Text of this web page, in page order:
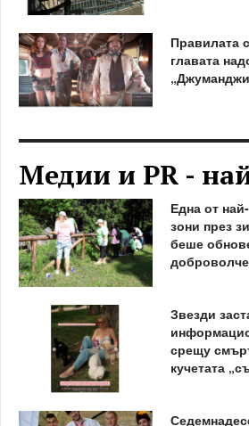
Правилата
главата
Медии и PR -
Една от
зони през
беше
Звезди
срещу
кучетата